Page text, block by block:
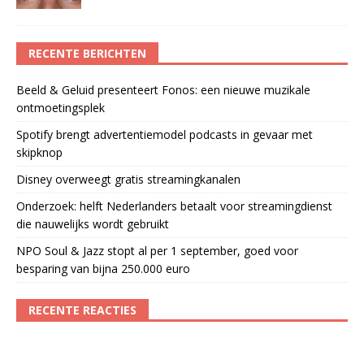
RECENTE BERICHTEN
Beeld & Geluid presenteert Fonos: een nieuwe muzikale
ontmoetingsplek
Spotify brengt advertentiemodel podcasts in gevaar met
skipknop
Disney overweegt gratis streamingkanalen
Onderzoek: helft Nederlanders betaalt voor streamingdienst
die nauwelijks wordt gebruikt
NPO Soul & Jazz stopt al per 1 september, goed voor
besparing van bijna 250.000 euro
RECENTE REACTIES